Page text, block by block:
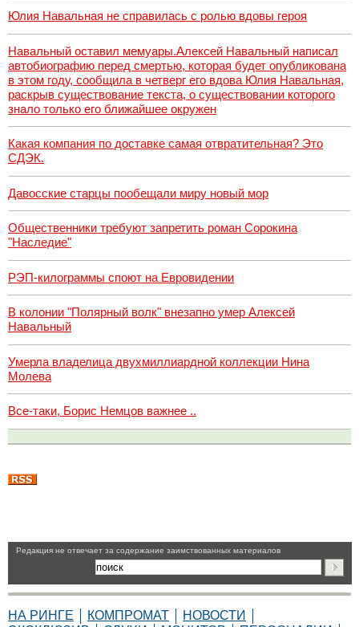
Юлия Навальная не справилась с ролью вдовы героя
Навальный оставил мемуары.Алексей Навальный написал
автобиографию перед смертью, которая будет опубликована
в этом году, сообщила в четверг его вдова Юлия Навальная,
раскрыв существование текста, о существовании которого
знало только его ближайшее окружен
Какая компания по доставке самая отвратительная? Это
СДЭК.
Давосские старцы пообещали миру новый мор
Общественники требуют запретить роман Сорокина
"Наследие"
РЭП-килограммы споют на Евровидении
В колонии "Полярный волк" внезапно умер Алексей
Навальный
Умерла владелица двухмиллиардной коллекции Нина
Молева
Все-таки, Борис Немцов важнее ..
Pедакция не отвечает за содержание заимствованных материалов
НА РИНГЕ КОМПРОМАТ
НОВОСТИ